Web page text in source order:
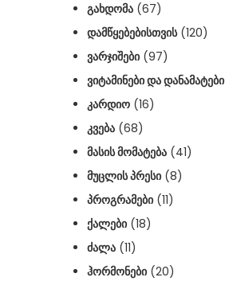
ᲒᲐᲮᲓᲝᲛᲐ (67)
ᲓᲐᲛᲬᲧᲔᲑᲔᲑᲘᲡᲗᲕᲘᲡ(120)
ᲕᲐᲠᲯᲘᲨᲔᲑᲘ (97)
ᲕᲘᲢᲐᲛᲘᲜᲔᲑᲘ ᲓᲐ ᲓᲐᲜᲐᲛᲐᲢᲔᲑᲘ
ᲙᲐᲠᲓᲘᲝ (16)
ᲙᲕᲔᲑᲐ (68)
ᲛᲐᲡᲘᲡ ᲛᲝᲛᲐᲢᲔᲑᲐ (41)
ᲛᲣᲪᲚᲘᲡ ᲞᲠᲔᲡᲘ (8)
ᲞᲠᲝᲒᲠᲐᲛᲔᲑᲘ (11)
ᲥᲐᲚᲔᲑᲘ (18)
ᲫᲐᲚᲐ (11)
ᲰᲝᲠᲛᲝᲜᲔᲑᲘ (20)